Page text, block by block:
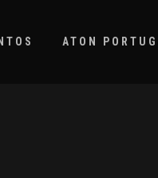
ATON